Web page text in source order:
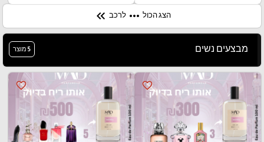
הצג הכול more_horiz לרכב keyboard_double_arrow_left
מבצעים נשים 5 מוצר
favorite_border
favorite_border